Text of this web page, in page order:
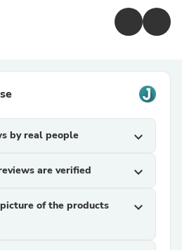
by real people expand_more
are verified expand_more
of the products
expand_more